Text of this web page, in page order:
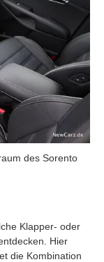
des Sorento
Klapper- oder
Hier
die Kombination